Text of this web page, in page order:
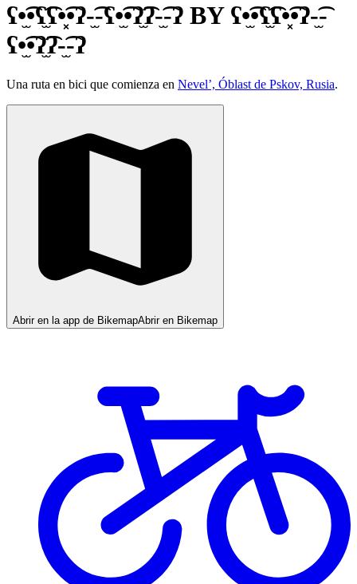
ʕ•̫͡•ʕ̫͡ʕ•͓͡•ʔ-̫͡-ʕ•̫͡•ʔ̫͡ʔ-̫͡-ʔ BY ʕ•̫͡•ʕ̫͡ʕ•͓͡•ʔ-̫͡-
ʕ•̫͡•ʔ̫͡ʔ-̫͡-ʔ
Una ruta en bici que comienza en Nevel’, Óblast de Pskov, Rusia.
Abrir en la app de BikemapAbrir en Bikemap